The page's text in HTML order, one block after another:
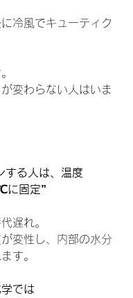
変わらない人はいま
する人は、温度
に固定”
遅れ。
変性し、内部の水分
す。
では